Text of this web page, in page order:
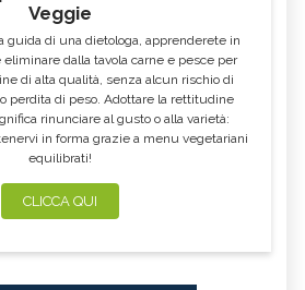
Veggie
guida di una dietologa, apprenderete in
eliminare dalla tavola carne e pesce per
di alta qualità, senza alcun rischio di
perdita di peso. Adottare la rettitudine
rinunciare al gusto o alla varietà:
in forma grazie a menu vegetariani
equilibrati!
CLICCA QUI